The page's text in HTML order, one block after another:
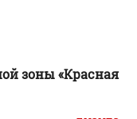
зоны «Красная